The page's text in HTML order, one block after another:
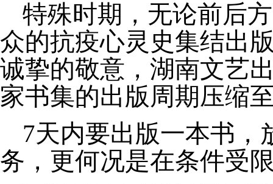
特殊时期，无论前后
众的抗疫心灵史集结出
诚挚的敬意，湖南文艺
家书集的出版周期压缩
7天内要出版一本书，
务，更何况是在条件受